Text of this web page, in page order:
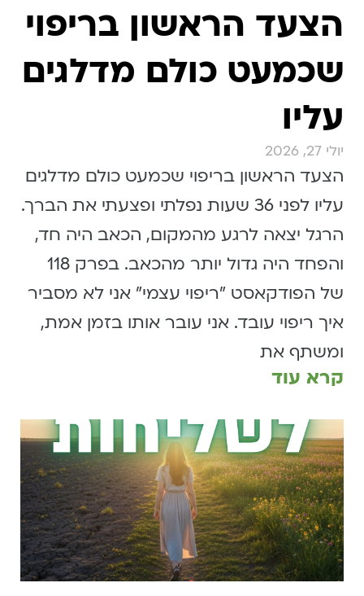
הצעד הראשון בריפוי
שכמעט כולם מדלגים
עליו
יולי 27, 2026
הצעד הראשון בריפוי שכמעט כולם מדלגים
עליו לפני 36 שעות נפלתי ופצעתי את הברך.
הרגל יצאה לרגע מהמקום, הכאב היה חד,
והפחד היה גדול יותר מהכאב. בפרק 118
של הפודקאסט "ריפוי עצמי" אני לא מסביר
איך ריפוי עובד. אני עובר אותו בזמן אמת,
ומשתף את
קרא עוד